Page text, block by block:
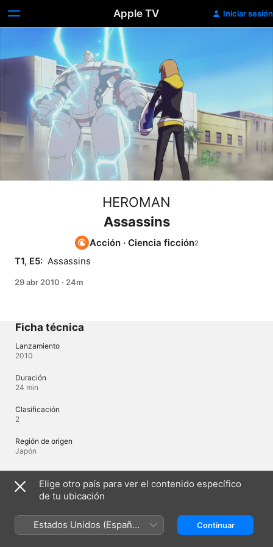
Apple TV Iniciar sesión
HEROMAN
Assassins
Acción · Ciencia ficción
T1, E5: Assassins
29 abr 2010 · 24m
Ficha técnica
Lanzamiento
2010
Duración
24 min
Clasificación
2
Región de origen
Japón
Idiomas
Japonés, Japonés (Japón)
Audio
Elige otro país para ver el contenido específico
de tu ubicación
Estados Unidos (Español
México)
Continuar